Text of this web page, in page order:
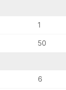
1
50
6